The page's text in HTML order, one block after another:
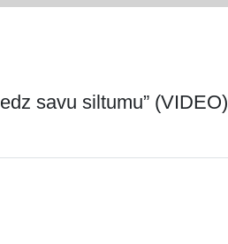
savu siltumu” (VIDEO)